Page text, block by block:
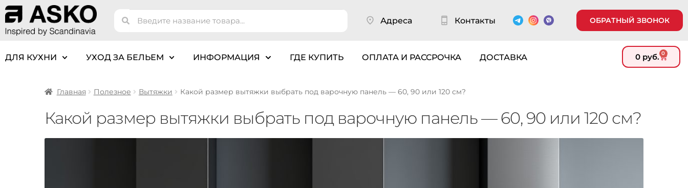
Адреса Контакты ОБРАТНЫЙ ЗВОНОК
ДЛЯ КУХНИ УХОД ЗА БЕЛЬЕМ ИНФОРМАЦИЯ ГДЕ КУПИТЬ ОПЛАТА И РАССРОЧКА ДОСТАВКА 0 руб. 0
Главная Полезное Вытяжки Какой размер вытяжки выбрать под варочную панель — 60, 90 или 120 см?
Какой размер вытяжки выбрать под варочную панель — 60, 90 или 120 см?